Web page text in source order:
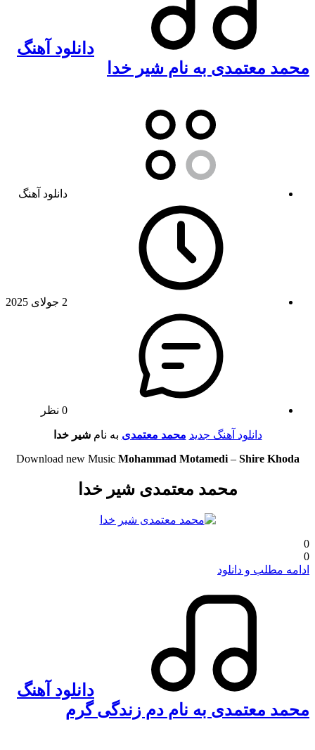
دانلود آهنگ
محمد معتمدی به نام شیر خدا
دانلود آهنگ
دانلود آهنگ جدید محمد معتمدی به نامشیر خدا
Download new Music Mohammad Motamedi– Shire Khoda
محمد معتمدی شیر خدا
0
0
ادامه مطلب و دانلود
دانلود آهنگ
محمد معتمدی به نام دم زندگی گرم